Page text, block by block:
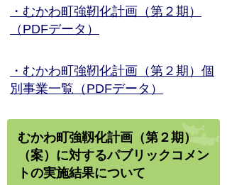
・むかわ町強靭化計画（第２期）
（PDFデータ）
・むかわ町強靭化計画（第２期）個
別事業一覧（PDFデータ）
むかわ町強靱化計画（第２期）
（案）に対するパブリックコメン
トの実施結果について